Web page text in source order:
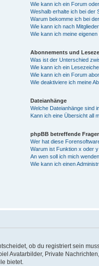
Wie kann ich ein Forum
Weshalb erhalte ich bei der
Warum bekomme ich bei
Wie kann ich nach
Wie kann ich meine
Abonnements und
Was ist der Unterschied
Wie kann ich ein
Wie kann ich ein Forum
Wie deaktiviere ich meine
Dateianhänge
Welche Dateianhänge sind
Kann ich eine Übersicht all
phpBB betreffende
Wer hat diese
Warum ist Funktion x oder
An wen soll ich mich
Wie kann ich einen
ob du registriert sein
Avatarbilder, Private
bietet.